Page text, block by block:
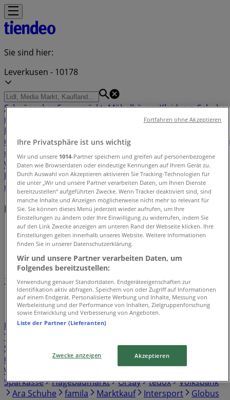
Sie sind hier:
Leverkusen - 10178
SchnäppchenSupermärkteMöbelhäuserKleidung, Schuhe
und Accessoires
Drogerien und
Parfümerie
GartencenterBiomärkteDiscounter
und BabyAuto, Motorrad und
WerkstattKaufhäuserReisen und FreizeitOptiker und
HörzentrenRestaurantsBücher und SchreibwarenBanken
und Versicherungen
Filiale in der Nähe
Tiendeo in Leverkusen»
Einzelhändlerindex in Leverkusen
1 345
38
Kaufland
Lidl REWE Birkenstock
Penny
Norisbank Aldi Süd
Thule
Sparda Bank
Thomas Philipps Tamaris
Yamaha
OTTO
Rossmann Gerry Weber Samsung
Weiden
Sparkasse
Hagebaumarkt Orsay tedox
Volksbank
Ara Schuhe
famila Marktkauf Intersport Globus
Ihre Privatsphäre ist uns wichtig
Wir und unsere 1014-Partner speichern und greifen auf personenbezogene
Daten wie Browserdaten oder eindeutige Kennungen auf Ihrem Gerät zu.
Durch Auswahl von Akzeptieren aktivieren Sie Tracking-Technologien für
die unter „Wir und unsere Partner verarbeiten Daten, um Ihnen Dienste
bereitzustellen“ aufgeführten Zwecke. Wenn Tracker deaktiviert sind, sind
manche Inhalte und Anzeigen möglicherweise nicht mehr so relevant für
Sie. Sie können dieses Menü jederzeit wieder aufrufen, um Ihre
Einstellungen zu ändern oder Ihre Einwilligung zu widerrufen, indem Sie
auf den Link Zwecke anzeigen am unteren Rand der Webseite klicken. Ihre
Einstellungen gelten innerhalb unseres Website. Weitere Informationen
finden Sie in unserer Datenschutzerklärung.
Wir und unsere Partner verarbeiten Daten, um
Folgendes bereitzustellen:
Verwendung genauer Standortdaten. Endgeräteeigenschaften zur
Identifikation aktiv abfragen. Speichern von oder Zugriff auf Informationen
auf einem Endgerät. Personalisierte Werbung und Inhalte, Messung von
Werbeleistung und der Performance von Inhalten, Zielgruppenforschung
sowie Entwicklung und Verbesserung von Angeboten.
Liste der Partner (Lieferanten)
Zwecke anzeigen Akzeptieren
Fortfahren ohne Akzeptieren